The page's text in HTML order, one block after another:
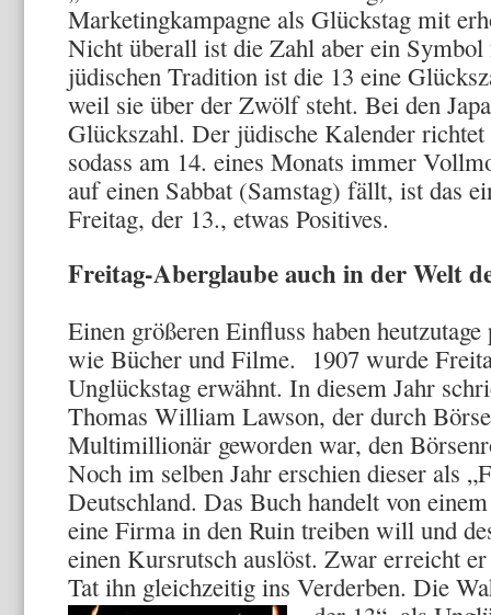
Marketingkampagne als Glückstag mit
Nicht überall ist die Zahl aber ein
jüdischen Tradition ist die 13 eine
weil sie über der Zwölf steht. Bei den
Glückszahl. Der jüdische Kalender
sodass am 14. eines Monats immer
auf einen Sabbat (Samstag) fällt, ist das
Freitag, der 13., etwas Positives.
Freitag-Aberglaube auch in der Welt
Einen größeren Einfluss haben
wie Bücher und Filme. 1907 wurde
Unglückstag erwähnt. In diesem Jahr
Thomas William Lawson, der durch
Multimillionär geworden war, den
Noch im selben Jahr erschien dieser als
Deutschland. Das Buch handelt von
eine Firma in den Ruin treiben will und
einen Kursrutsch auslöst. Zwar erreicht
Tat ihn gleichzeitig ins Verderben. Die